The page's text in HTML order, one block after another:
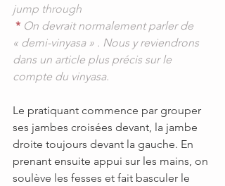
jump through
* On devrait normalement parler de
« demi-vinyasa » . Nous y reviendrons
dans un article plus précis sur le
compte du vinyasa.
Le pratiquant commence par grouper
ses jambes croisées devant, la jambe
droite toujours devant la gauche. En
prenant ensuite appui sur les mains, on
soulève les fesses et fait basculer le